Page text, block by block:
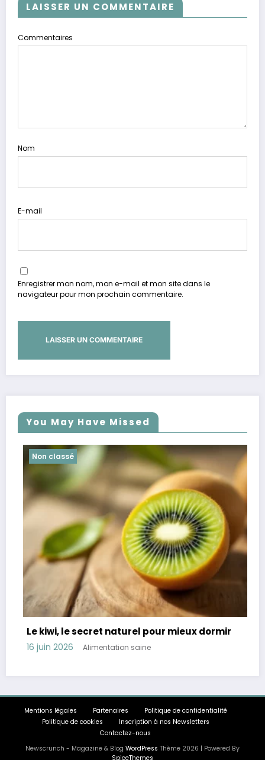
LAISSER UN COMMENTAIRE
Commentaires
Nom
E-mail
Enregistrer mon nom, mon e-mail et mon site dans le
navigateur pour mon prochain commentaire.
You May Have Missed
naturel pour mieux dormir
Alimentation saine
Non classé
Révélation : 45
Mentions légales Partenaires
Politique de confidentialité
Politique de cookies
Inscription à nos Newsletters
Newscrunch - Magazine & BlogWordPress